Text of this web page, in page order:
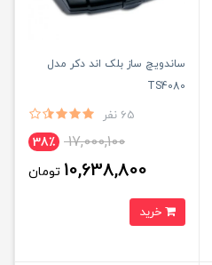
ساندویچ ساز بلک اند دکر مدل
TS4080
65 نفر
17,000,100 38٪
10,638,800 تومان